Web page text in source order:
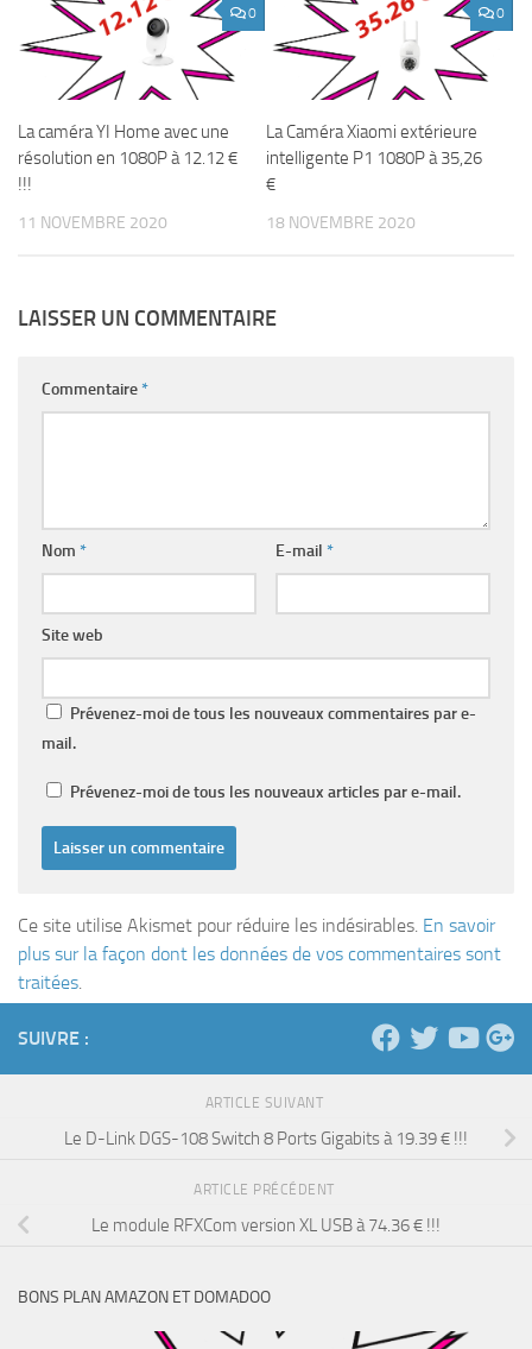
0
La caméra YI Home avec une
résolution en 1080P à 12.12 €
!!!
11 NOVEMBRE 2020
0
La Caméra Xiaomi extérieure
intelligente P1 1080P à 35,26
€
18 NOVEMBRE 2020
LAISSER UN COMMENTAIRE
Commentaire*
Nom * E-mail *
Site web
Prévenez-moi de tous les nouveaux commentaires par e-
mail.
Prévenez-moi de tous les nouveaux articles par e-mail.
Ce site utilise Akismet pour réduire les indésirables. En savoir
plus sur la façon dont les données de vos commentaires sont
traitées.
SUIVRE :
ARTICLE SUIVANT
Le D-Link DGS-108 Switch 8 Ports Gigabits à 19.39 € !!!
ARTICLE PRÉCÉDENT
Le module RFXCom version XL USB à 74.36 € !!!
BONS PLAN AMAZON ET DOMADOO